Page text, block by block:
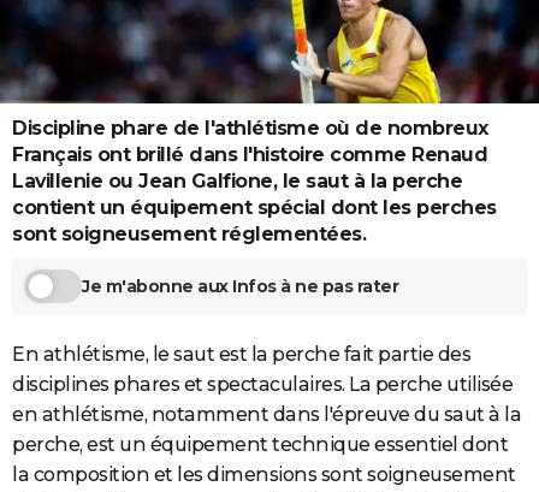
Destinations
City break
Voyage nature
Voyage de noces
Forum
Climat
PHOTO
GUIDES D'ACHAT
BONS PLANS
CARTE DE VOEUX
Carte de Noël
Carte Bonne année
Carte Saint-Valentin
Carte Pâques
Carte d'anniversaire
DICTIONNAIRE
Dictionnaire
Biographies
Citations
Expressions
Proverbes
PROGRAMME TV
S'inscrire
Se connecter
Lycées
Collèges
Primaires
Universités
Entreprises
Service militaire
Avis de recherche
FORUM
Lifestyle
Sport
Television
Cinema
Discipline phare de l'athlétisme où de nombreux
Français ont brillé dans l'histoire comme Renaud
Lavillenie ou Jean Galfione, le saut à la perche
contient un équipement spécial dont les perches
sont soigneusement réglementées.
Je m'abonne aux Infos à ne pas rater
En athlétisme, le saut est la perche fait partie des
disciplines phares et spectaculaires. La perche utilisée
en athlétisme, notamment dans l'épreuve du saut à la
perche, est un équipement technique essentiel dont
la composition et les dimensions sont soigneusement